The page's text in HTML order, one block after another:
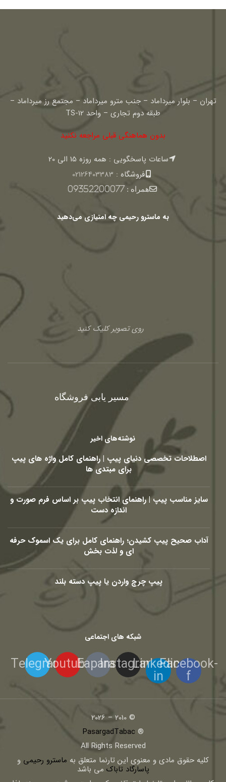
تهران – بلوار میرداماد – جنب مترو میرداماد – مجتمع رز میرداماد –
طبقه دوم تجاری – واحد TS-12
بدون هماهنگی قبلی مراجعه نکنید
ساعات پاسخگویی : همه روزه 15 الی 20
فروشگاه : 02126403383
همراه :09352200077
به ماسترو رحیمی چه امتیازی می‌دهید
روی تصویر کلیک کنید
مسیر یابی فروشگاه
نوشته‌های اخیر
اصطلاحات تخصصی دنیای پیپ | راهنمای کامل واژه های پیپ
برای مبتدی ها
سایز مناسب پیپ | راهنمای انتخاب پیپ بر اساس فرم صورت و
اندازه دست
آداب صحیح پیپ کشیدن؛ راهنمای کامل برای یک اسموک حرفه
ای و لذت بخش
پیپ چرچ واردن یا پیپ دسته بلند
شبکه های اجتماعی
Facebook-
f
Linkedin-
in
Instagram
Eaparat
Youtube
Telegram
© 2010 – 2026
®
PasargadTabac
All Rights Reserved
كليه حقوق مادی و معنوی اين تارنما متعلق به ماسترو رحیمی و
پاسارگاد تاباک می باشد